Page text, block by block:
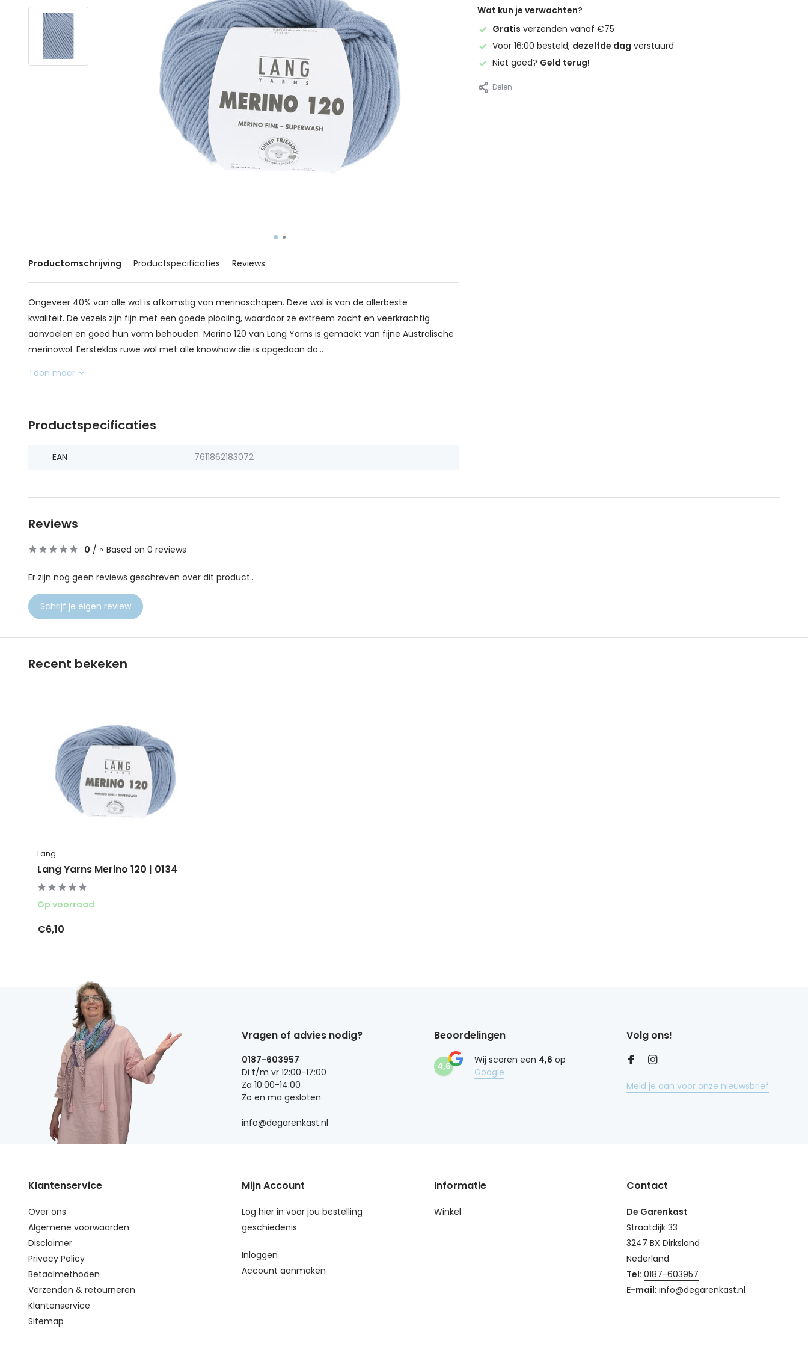
Productomschrijving Productspecificaties Reviews
Ongeveer 40% van alle wol is afkomstig van merinoschapen. Deze wol is van de allerbeste
kwaliteit. De vezels zijn fijn met een goede plooiing, waardoor ze extreem zacht en veerkrachtig
aanvoelen en goed hun vorm behouden. Merino 120 van Lang Yarns is gemaakt van fijne Australische
merinowol. Eersteklas ruwe wol met alle knowhow die is opgedaan do...
Toon meer
Productspecificaties
EAN 7611862183072
Wat kun je verwachten?
Gratis verzenden vanaf €75
Voor 16:00 besteld, dezelfde dag verstuurd
Niet goed? Geld terug!
Delen
Reviews
0 / 5 Based on 0 reviews
Er zijn nog geen reviews geschreven over dit product..
Schrijf je eigen review
Recent bekeken
Lang
Lang Yarns Merino 120 | 0134
Op voorraad
€6,10
Vragen of advies nodig?
0187-603957
Di t/m vr 12:00-17:00
Za 10:00-14:00
Zo en ma gesloten
info@degarenkast.nl
Beoordelingen
4,6
Wij scoren een 4,6 op
Google
Volg ons!
Meld je aan voor onze nieuwsbrief
Klantenservice
Over ons
Algemene voorwaarden
Disclaimer
Privacy Policy
Betaalmethoden
Verzenden & retourneren
Klantenservice
Sitemap
Mijn Account
Log hier in voor jou bestelling
geschiedenis
Inloggen
Account aanmaken
Informatie
Winkel
Contact
De Garenkast
Straatdijk 33
3247 BX Dirksland
Nederland
Tel: 0187-603957
E-mail: info@degarenkast.nl